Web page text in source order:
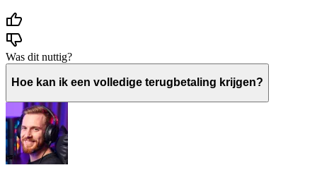
Was dit nuttig?
Hoe kan ik een volledige terugbetaling krijgen?